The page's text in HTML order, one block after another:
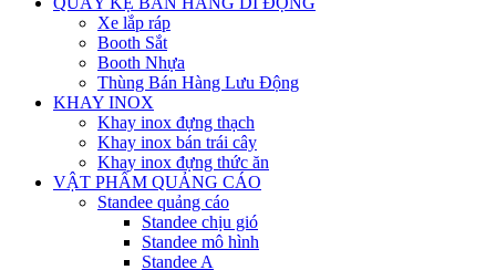
Xe lắp ráp
Booth Sắt
Booth Nhựa
Thùng Bán Hàng Lưu Động
KHAY INOX
Khay inox đựng thạch
Khay inox bán trái cây
Khay inox đựng thức ăn
VẬT PHẨM QUẢNG CÁO
Standee quảng cáo
Standee chịu gió
Standee mô hình
Standee A